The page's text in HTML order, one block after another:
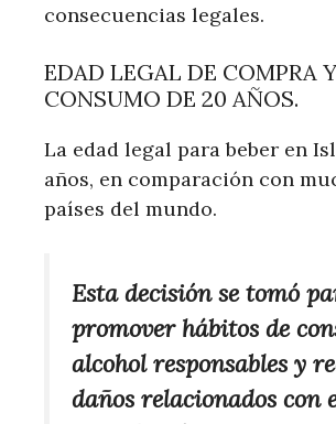
consecuencias legales.
EDAD LEGAL DE COMPRA Y
CONSUMO DE 20 AÑOS.
La edad legal para beber en
años, en comparación con
países del mundo.
Esta decisión se tomó
promover hábitos de
alcohol responsables y
daños relacionados con